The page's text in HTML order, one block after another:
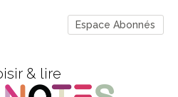
Espace Abonnés
& lire